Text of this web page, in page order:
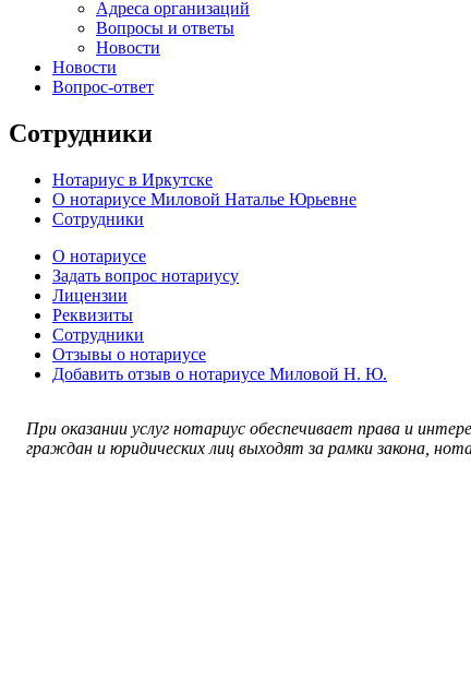
Адреса организаций
Вопросы и ответы
Новости
Новости
Вопрос-ответ
Сотрудники
Нотариус в Иркутске
О нотариусе Миловой Наталье Юрьевне
Сотрудники
О нотариусе
Задать вопрос нотариусу
Лицензии
Реквизиты
Сотрудники
Отзывы о нотариусе
Добавить отзыв о нотариусе Миловой Н. Ю.
При оказании услуг нотариус обеспечивает права и
граждан и юридических лиц выходят за рамки закона,